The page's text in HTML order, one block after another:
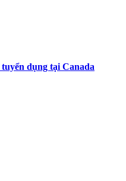
dụng tại Canada